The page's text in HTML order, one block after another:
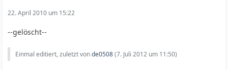
22. April 2010 um 15:22
--gelöscht--
Einmal editiert, zuletzt vonde0508(7. Juli 2012 um 11:50)